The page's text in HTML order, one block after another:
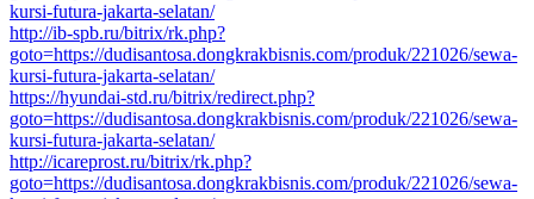
kursi-futura-jakarta-selatan/
http://ib-spb.ru/bitrix/rk.php?
goto=https://dudisantosa.dongkrakbisnis.com/produk/221026/sewa-
kursi-futura-jakarta-selatan/
https://hyundai-std.ru/bitrix/redirect.php?
goto=https://dudisantosa.dongkrakbisnis.com/produk/221026/sewa-
kursi-futura-jakarta-selatan/
http://icareprost.ru/bitrix/rk.php?
goto=https://dudisantosa.dongkrakbisnis.com/produk/221026/sewa-